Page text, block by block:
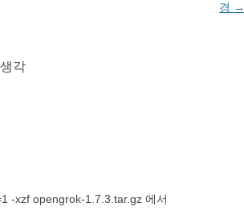
경 →
각
-xzf opengrok-1.7.3.tar.gz 에서